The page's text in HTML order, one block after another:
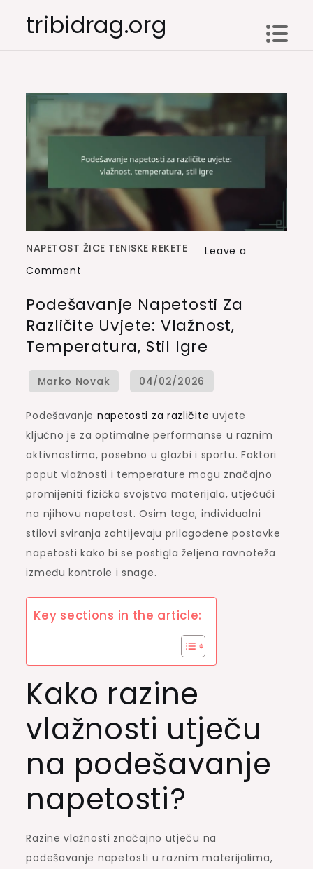
tribidrag.org
NAPETOST ŽICE TENISKE REKETE
Leave a
Comment
napetosti
za
različite
uvjete:
vlažnost,
stil
Podešavanje Napetosti Za
Različite Uvjete: Vlažnost,
Temperatura, Stil Igre
Podešavanje napetosti za različite uvjete
ključno je za optimalne performanse u raznim
aktivnostima, posebno u glazbi i sportu. Faktori
poput vlažnosti i temperature mogu značajno
promijeniti fizička svojstva materijala, utječući
na njihovu napetost. Osim toga, individualni
stilovi sviranja zahtijevaju prilagođene postavke
napetosti kako bi se postigla željena ravnoteža
između kontrole i snage.
Key sections in the article:
Kako razine
vlažnosti utječu
na podešavanje
napetosti?
Razine vlažnosti značajno utječu na
podešavanje napetosti u raznim materijalima,